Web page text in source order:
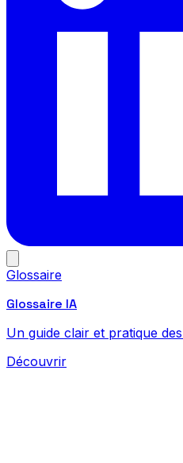
Glossaire
Glossaire IA
Un guide clair et pratique
Découvrir